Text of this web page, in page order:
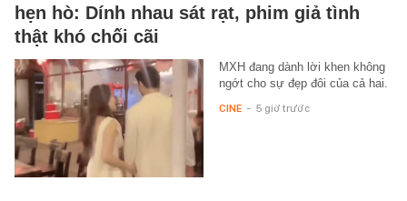
hẹn hò: Dính nhau sát rạt, phim giả tình
thật khó chối cãi
MXH đang dành lời khen không
ngớt cho sự đẹp đôi của cả hai.
CINE - 5 giờ trước